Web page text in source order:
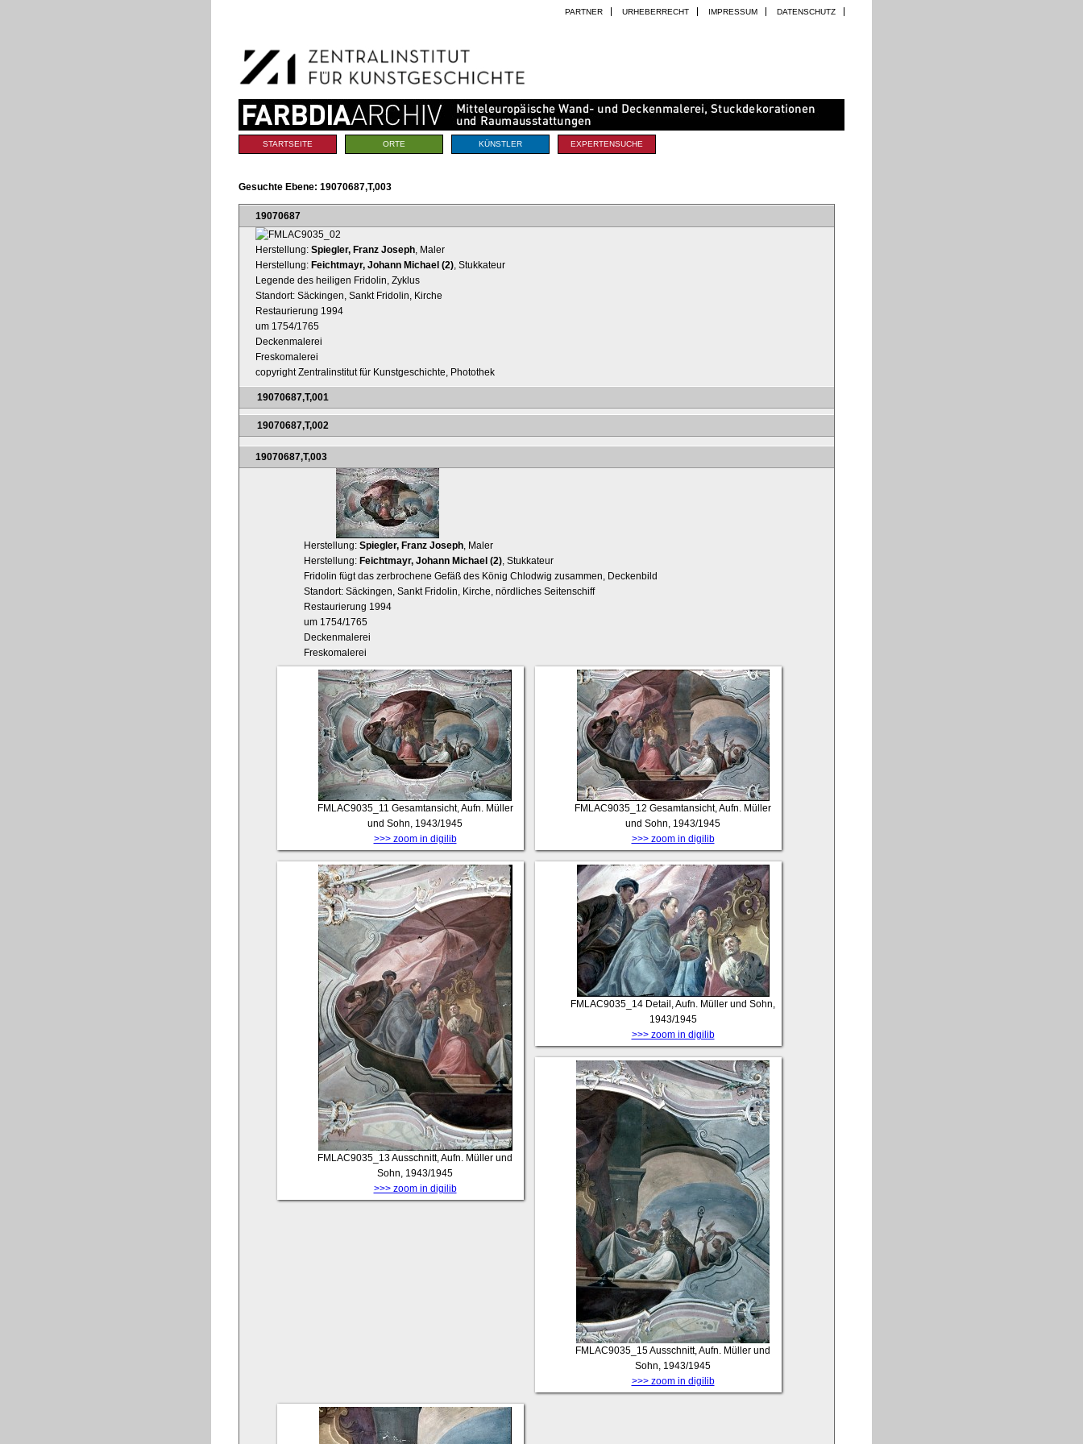
Navigation
PARTNER URHEBERRECHT IMPRESSUM DATENSCHUTZ
Sektionen
STARTSEITE ORTE KÜNSTLER EXPERTENSUCHE
Gesuchte Ebene: 19070687,T,003
19070687
Herstellung: Spiegler, Franz Joseph , Maler
Herstellung: Feichtmayr, Johann Michael (2) , Stukkateur
Legende des heiligen Fridolin, Zyklus
Standort: Säckingen, Sankt Fridolin, Kirche
Restaurierung 1994
um 1754/1765
Deckenmalerei
Freskomalerei
copyright Zentralinstitut für Kunstgeschichte, Photothek
19070687,T,001
19070687,T,002
19070687,T,003
Herstellung: Spiegler, Franz Joseph, Maler
Herstellung: Feichtmayr, Johann Michael (2), Stukkateur
Fridolin fügt das zerbrochene Gefäß des König Chlodwig zusammen, Deckenbild
Standort: Säckingen, Sankt Fridolin, Kirche, nördliches Seitenschiff
Restaurierung 1994
um 1754/1765
Deckenmalerei
Freskomalerei
FMLAC9035_11 Gesamtansicht, Aufn. Müller
und Sohn, 1943/1945
>>> zoom in digilib
FMLAC9035_12 Gesamtansicht, Aufn. Müller
und Sohn, 1943/1945
>>> zoom in digilib
FMLAC9035_13Ausschnitt, Aufn. Müller und
Sohn, 1943/1945
>>> zoom in digilib
FMLAC9035_14 Detail, Aufn. Müller und Sohn,
1943/1945
>>> zoom in digilib
FMLAC9035_15Ausschnitt, Aufn. Müller und
Sohn, 1943/1945
>>> zoom in digilib